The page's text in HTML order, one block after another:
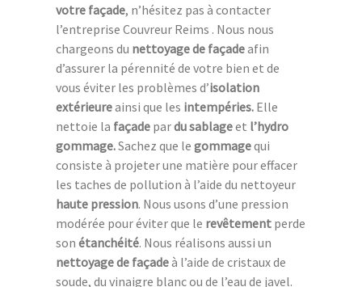
votre façade, n’hésitez pas à contacter
l’entreprise Couvreur Reims . Nous nous
chargeons du nettoyage de façadeafin
d’assurer la pérennité de votre bien et de
vous éviter les problèmes d’isolation
extérieureainsi que les intempéries. Elle
nettoie la façade pardu sablageet l’hydro
gommage.Sachez que le gommagequi
consiste à projeter une matière pour effacer
les taches de pollution à l’aide du nettoyeur
haute pression. Nous usons d’une pression
modérée pour éviter que le revêtement perde
son étanchéité. Nous réalisons aussi un
nettoyage de façadeà l’aide de cristaux de
soude, du vinaigre blanc ou de l’eau de javel.